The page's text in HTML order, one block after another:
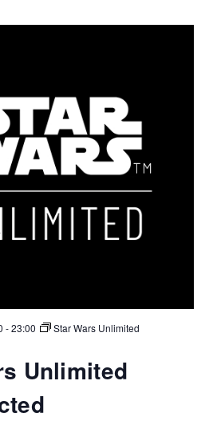
-23:00
Star Wars Unlimited
Unlimited